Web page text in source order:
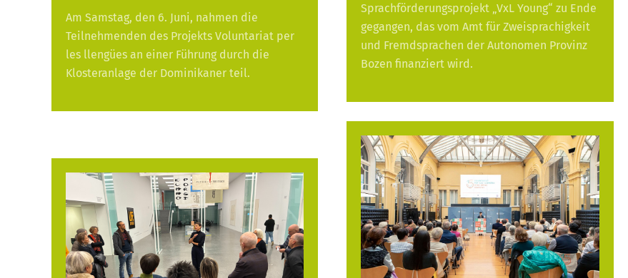
Am Samstag, den 6. Juni, nahmen die
Teilnehmenden des Projekts Voluntariat per
les llengües an einer Führung durch die
Klosteranlage der Dominikaner teil.
Sprachförderungsprojekt „VxL Young“ zu Ende
gegangen, das vom Amt für Zweisprachigkeit
und Fremdsprachen der Autonomen Provinz
Bozen finanziert wird.